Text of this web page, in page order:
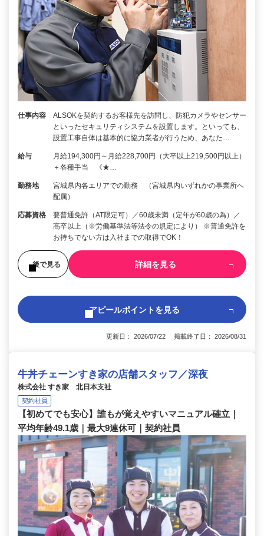
仕事内容
ALSOKを契約するお客様先を訪問し、防犯カメラやセンサー
といったセキュリティシステムを設置します。といっても、
設置工事自体は基本的に協力業者が行うため、あなた…
給与
月給194,300円～月給228,700円（大卒以上219,500円以上）
＋各種手当 《★…
勤務地
宮城県内各エリアでの勤務 （宮城県内いずれかの事業所へ
配属）
応募資格
要普通免許（AT限定可）／60歳未満（定年が60歳の為）／
高卒以上（※労働基準法等法令の規定により） ※普通免許を
お持ちでない方は入社までの取得でOK！
後で見る 詳細を見る
アピールポイントを見る
更新日： 2026/07/22 掲載終了日： 2026/08/31
牛丼チェーンすき家の店舗スタッフ／深夜
株式会社 すき家 北日本支社
契約社員
【初めてでも安心】誰もが覚えやすいマニュアル確立｜
平均年齢49.1歳｜最大9連休可｜契約社員